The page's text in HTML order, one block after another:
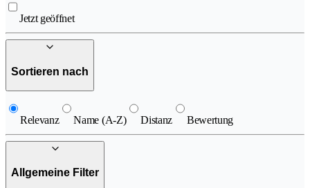
Jetzt geöffnet
Sortieren nach
Relevanz Name (A-Z) Distanz Bewertung
Allgemeine Filter